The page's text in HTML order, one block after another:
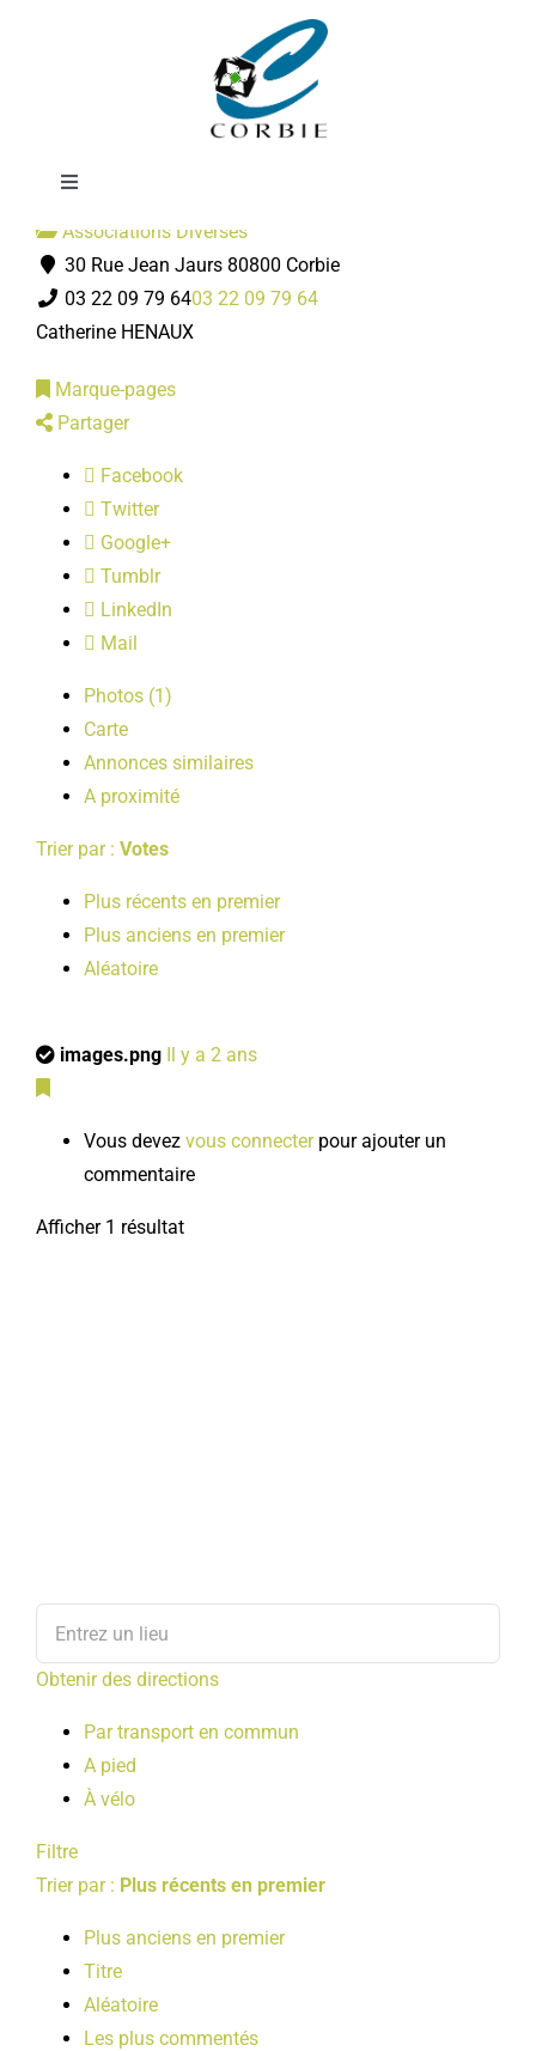
Toggle
Mairie
DÉMARCHES ADMINISTRATIVES
SERVICES MUNICIPAUX
PRATIQUE
PUBLICATIONS
La Maisonnée
Associations Diverses
30 Rue Jean Jaurs 80800 Corbie
03 22 09 79 6403 22 09 79 64
Catherine HENAUX
Marque-pages
Partager
Facebook
Twitter
Google+
Tumblr
LinkedIn
Mail
Photos (1)
Carte
Annonces similaires
A proximité
Trier par : Votes
Plus récents en premier
Plus anciens en premier
Aléatoire
images.png Il y a 2 ans
Vous devez vous connecterpour ajouter un
commentaire
Afficher 1 résultat
Obtenir des directions
Par transport en commun
A pied
À vélo
Filtre
Trier par : Plus récents en premier
Plus anciens en premier
Titre
Aléatoire
Les plus commentés